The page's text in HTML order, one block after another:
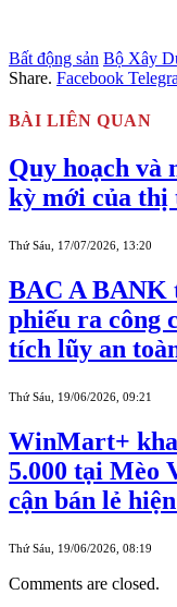
Bất động sản Bộ Xây
Share. Facebook
BÀI LIÊN QUAN
Quy hoạch và
kỳ mới của thị
Thứ Sáu, 17/07/2026, 13:20
BAC A BANK
phiếu ra công
tích lũy an
Thứ Sáu, 19/06/2026, 09:21
WinMart+
5.000 tại Mèo
cận bán lẻ
Thứ Sáu, 19/06/2026, 08:19
Comments are closed.